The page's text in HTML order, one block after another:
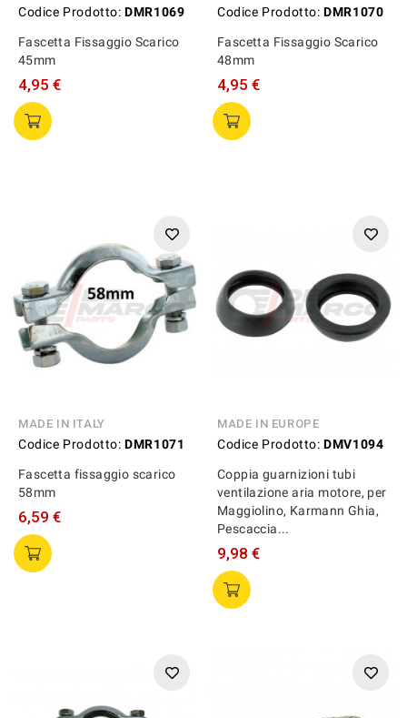
Codice Prodotto: DMR1069
Fascetta Fissaggio Scarico
45mm
4,95 €
Codice Prodotto: DMR1070
Fascetta Fissaggio Scarico
48mm
4,95 €
MADE IN ITALY
Codice Prodotto: DMR1071
Fascetta fissaggio scarico
58mm
6,59 €
MADE IN EUROPE
Codice Prodotto: DMV1094
Coppia guarnizioni tubi
ventilazione aria motore, per
Maggiolino, Karmann Ghia,
Pescaccia...
9,98 €